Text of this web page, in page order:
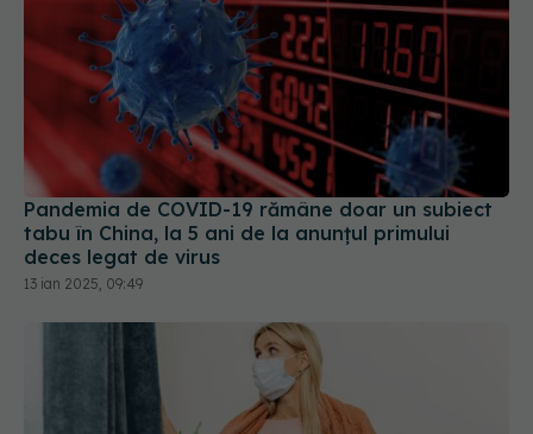
Pandemia de COVID-19 rămâne doar un subiect
tabu în China, la 5 ani de la anunțul primului
deces legat de virus
13 ian 2025, 09:49